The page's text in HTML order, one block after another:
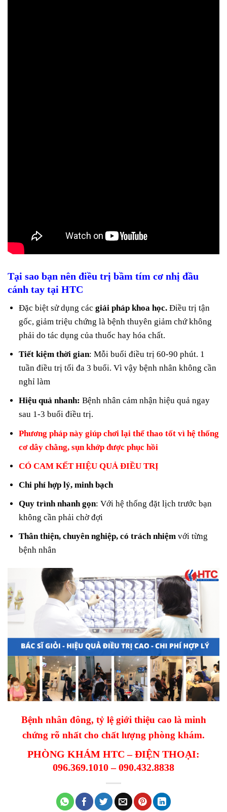
Tại sao bạn nên điều trị bầm tím cơ nhị đầu
cánh tay tại HTC
Đặc biệt sử dụng cácgiải pháp khoa học. Điều trị tận
gốc, giảm triệu chứng là bệnh thuyên giảm chứ không
phải do tác dụng của thuốc hay hóa chất.
Tiết kiệm thời gian: Mỗi buổi điều trị 60-90 phút. 1
tuần điều trị tối đa 3 buổi. Vì vậy bệnh nhân không cần
nghỉ làm
Hiệu quả nhanh: Bệnh nhân cảm nhận hiệu quả ngay
sau 1-3 buổi điều trị.
Phương pháp này giúp chơi lại thể thao tốt vì hệ thống
cơ dây chằng, sụn khớp được phục hồi
CÓ CAM KẾT HIỆU QUẢ ĐIỀU TRỊ
Chi phí hợp lý, minh bạch
Quy trình nhanh gọn: Với hệ thống đặt lịch trước bạn
không cần phải chờ đợi
Thân thiện, chuyên nghiệp, có trách nhiệm với từng
bệnh nhân
Bệnh nhân đông, tỷ lệ giới thiệu cao là minh
chứng rõ nhất cho chất lượng phòng khám.
PHÒNG KHÁM HTC – ĐIỆN THOẠI:
096.369.1010 – 090.432.8838